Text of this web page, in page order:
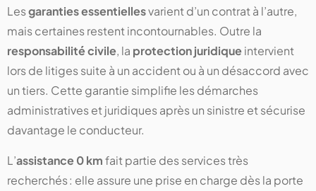
Lesgaranties essentiellesvarient d’un contrat à l’autre,
mais certaines restent incontournables. Outre la
responsabilité civile, la protection juridiqueintervient
lors de litiges suite à un accident ou à un désaccord avec
un tiers. Cette garantie simplifie les démarches
administratives et juridiques après un sinistre et sécurise
davantage le conducteur.
L’assistance 0 kmfait partie des services très
recherchés : elle assure une prise en charge dès la porte